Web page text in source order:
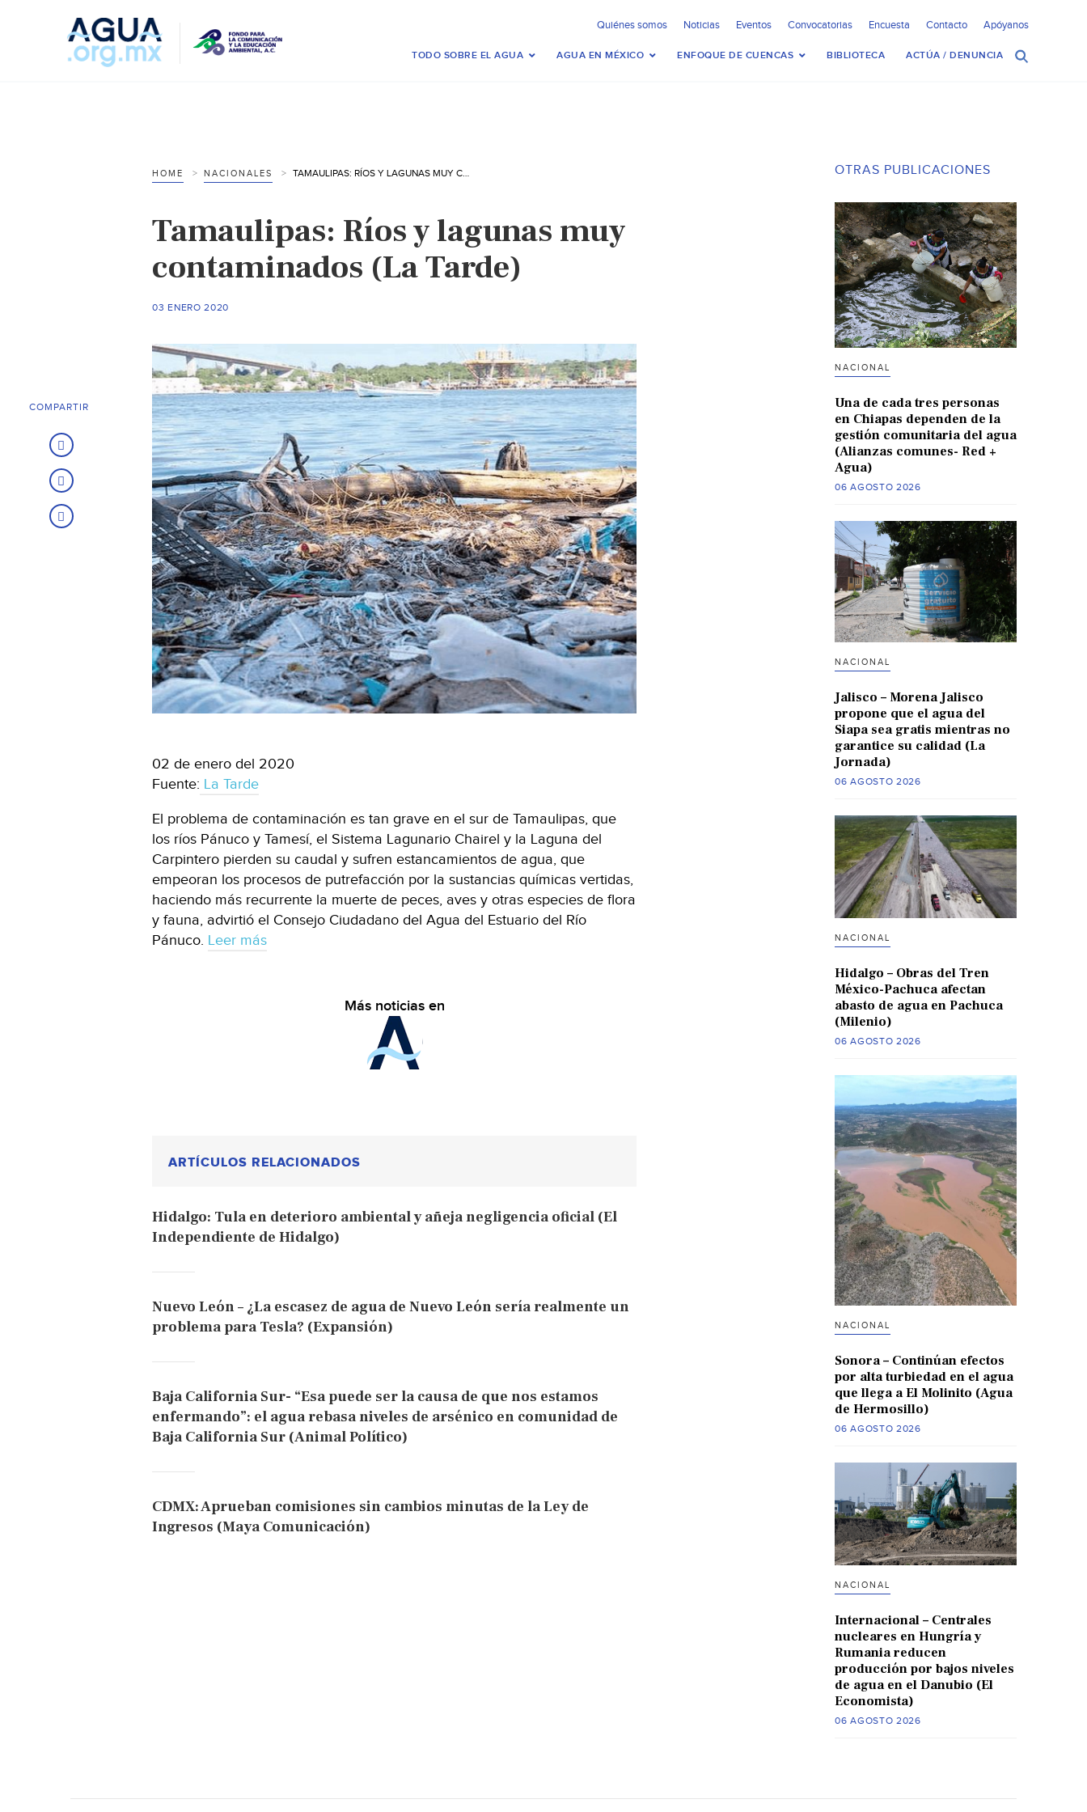
Quiénes somos Noticias Eventos Convocatorias Encuesta Contacto Apóyanos
TODO SOBRE EL AGUA AGUA EN MÉXICO ENFOQUE DE CUENCAS BIBLIOTECA ACTÚA / DENUNCIA
HOME NACIONALES TAMAULIPAS: RÍOS Y LAGUNAS MUY CONTAMINADOS (LA TARDE)
Tamaulipas: Ríos y lagunas muy
contaminados (La Tarde)
03 ENERO 2020
02 de enero del 2020
Fuente: La Tarde
El problema de contaminación es tan grave en el sur de Tamaulipas, que
los ríos Pánuco y Tamesí, el Sistema Lagunario Chairel y la Laguna del
Carpintero pierden su caudal y sufren estancamientos de agua, que
empeoran los procesos de putrefacción por la sustancias químicas vertidas,
haciendo más recurrente la muerte de peces, aves y otras especies de flora
y fauna, advirtió el Consejo Ciudadano del Agua del Estuario del Río
Pánuco. Leer más
Más noticias en
ARTÍCULOS RELACIONADOS
Hidalgo: Tula en deterioro ambiental y añeja negligencia oficial (El
Independiente de Hidalgo)
Nuevo León – ¿La escasez de agua de Nuevo León sería realmente un
problema para Tesla? (Expansión)
Baja California Sur- “Esa puede ser la causa de que nos estamos
enfermando”: el agua rebasa niveles de arsénico en comunidad de
Baja California Sur (Animal Político)
CDMX: Aprueban comisiones sin cambios minutas de la Ley de
Ingresos (Maya Comunicación)
COMPARTIR
OTRAS PUBLICACIONES
NACIONAL
Una de cada tres personas
en Chiapas dependen de la
gestión comunitaria del agua
(Alianzas comunes- Red +
Agua)
06 AGOSTO 2026
NACIONAL
Jalisco – Morena Jalisco
propone que el agua del
Siapa sea gratis mientras no
garantice su calidad (La
Jornada)
06 AGOSTO 2026
NACIONAL
Hidalgo – Obras del Tren
México-Pachuca afectan
abasto de agua en Pachuca
(Milenio)
06 AGOSTO 2026
NACIONAL
Sonora – Continúan efectos
por alta turbiedad en el agua
que llega a El Molinito (Agua
de Hermosillo)
06 AGOSTO 2026
NACIONAL
Internacional – Centrales
nucleares en Hungría y
Rumania reducen
producción por bajos niveles
de agua en el Danubio (El
Economista)
06 AGOSTO 2026